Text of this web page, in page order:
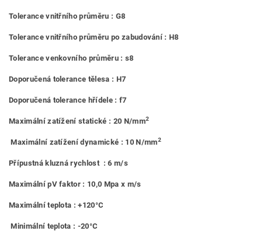
Tolerance vnitřního průměru : G8
Tolerance vnitřního průměru po zabudování : H8
Tolerance venkovního průměru : s8
Doporučená tolerance tělesa : H7
Doporučená tolerance hřídele : f7
Maximální zatížení statické : 20 N/mm2
Maximální zatížení dynamické : 10 N/mm2
Přípustná kluzná rychlost : 6 m/s
Maximální pV faktor : 10,0 Mpa x m/s
Maximální teplota : +120°C
Minimální teplota : -20°C